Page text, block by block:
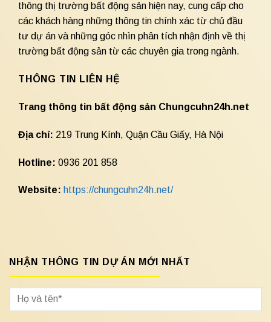
thông thị trường bất động sản hiện nay, cung cấp cho
các khách hàng những thông tin chính xác từ chủ đầu
tư dự án và những góc nhìn phân tích nhận định về thị
trường bất động sản từ các chuyên gia trong ngành.
THÔNG TIN LIÊN HỆ
Trang thông tin bất động sản Chungcuhn24h.net
Địa chỉ: 219 Trung Kính, Quận Cầu Giấy, Hà Nội
Hotline: 0936 201 858
Website: https://chungcuhn24h.net/
NHẬN THÔNG TIN DỰ ÁN MỚI NHẤT